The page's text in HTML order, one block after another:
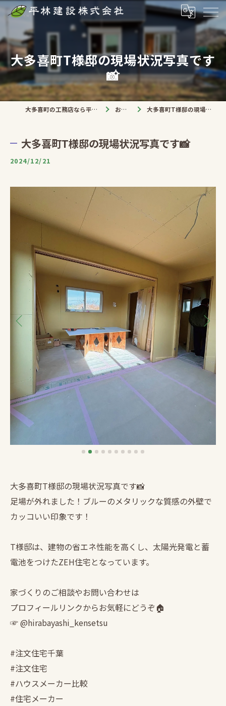
大多喜町T様邸の現場状況写真です
📸
大多喜町の工務店なら平林建設株式会社 お知らせ 大多喜町T様邸の現場状況写真です📸
大多喜町T様邸の現場状況写真です📸
2024/12/21
大多喜町T様邸の現場状況写真です📸
足場が外れました！ブルーのメタリックな質感の外壁で
カッコいい印象です！
T様邸は、建物の省エネ性能を高くし、太陽光発電と蓄
電池をつけたZEH住宅となっています。
家づくりのご相談やお問い合わせは
プロフィールリンクからお気軽にどうぞ🏠
☞ @hirabayashi_kensetsu
#注文住宅千葉
#注文住宅
#ハウスメーカー比較
#住宅メーカー